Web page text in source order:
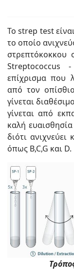
Το strep test
το οποίο
Streptococcus
επίχρισμα που
από τον
γίνεται
γίνεται από
καλή
διότι
όπως B,C,G και D.